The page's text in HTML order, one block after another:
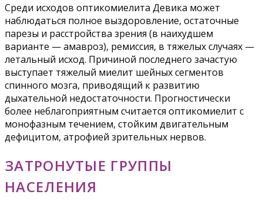
Среди исходов оптикомиелита Девика может
наблюдаться полное выздоровление, остаточные
парезы и расстройства зрения (в наихудшем
варианте — амавроз), ремиссия, в тяжелых случаях —
летальный исход. Причиной последнего зачастую
выступает тяжелый миелит шейных сегментов
спинного мозга, приводящий к развитию
дыхательной недостаточности. Прогностически
более неблагоприятным считается оптикомиелит с
монофазным течением, стойким двигательным
дефицитом, атрофией зрительных нервов.
ЗАТРОНУТЫЕ ГРУППЫ
НАСЕЛЕНИЯ